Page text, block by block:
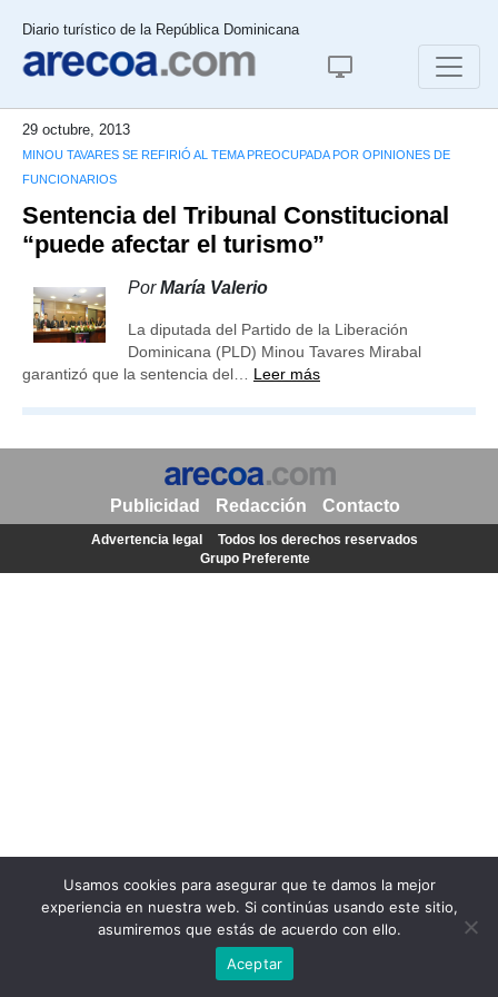
Diario turístico de la República Dominicana
29 octubre, 2013
MINOU TAVARES SE REFIRIÓ AL TEMA PREOCUPADA POR OPINIONES DE
FUNCIONARIOS
Sentencia del Tribunal Constitucional
“puede afectar el turismo”
PorMaría Valerio
La diputada del Partido de la Liberación
Dominicana (PLD) Minou Tavares Mirabal
garantizó que la sentencia del… Leer más
Usamos cookies para asegurar que te damos la mejor
experiencia en nuestra web. Si continúas usando este sitio,
asumiremos que estás de acuerdo con ello.
Aceptar
Publicidad Redacción Contacto
Advertencia legal
Todos los derechos reservados
Grupo Preferente